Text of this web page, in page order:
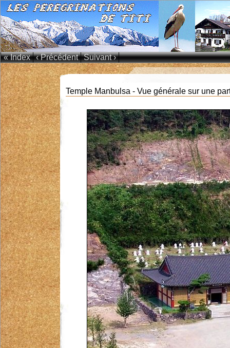
« Index ‹ Précédent Suivant ›
Temple Manbulsa - Vue générale sur une